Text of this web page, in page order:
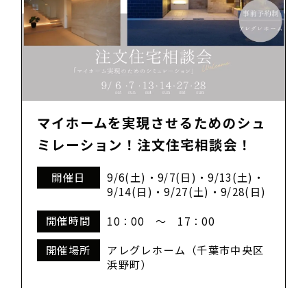
マイホームを実現させるためのシュ
ミレーション！注文住宅相談会！
開催日
9/6(土)・9/7(日)・9/13(土)・
9/14(日)・9/27(土)・9/28(日)
開催時間
10：00 ～ 17：00
開催場所
アレグレホーム（千葉市中央区
浜野町）